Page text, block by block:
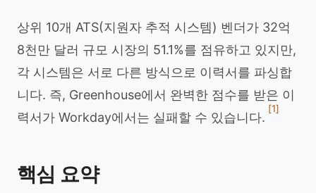
상위 10개 ATS(지원자 추적 시스템) 벤더가 32억
8천만 달러 규모 시장의 51.1%를 점유하고 있지만,
각 시스템은 서로 다른 방식으로 이력서를 파싱합
니다. 즉, Greenhouse에서 완벽한 점수를 받은 이
력서가 Workday에서는 실패할 수 있습니다.
[1]
핵심 요약